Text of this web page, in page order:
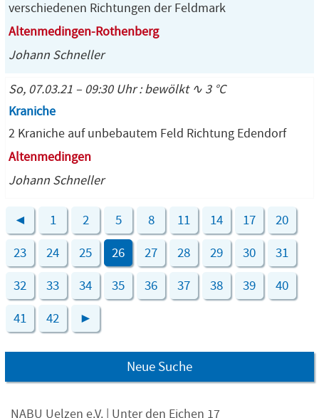
verschiedenen Richtungen der Feldmark
Altenmedingen-Rothenberg
Johann Schneller
So, 07.03.21 – 09:30 Uhr : bewölkt ∿ 3 °C
Kraniche
2 Kraniche auf unbebautem Feld Richtung Edendorf
Altenmedingen
Johann Schneller
◄ 1 2 5 8 11 14 17 20
23 24 25 26 27 28 29 30 31
32 33 34 35 36 37 38 39 40
41 42 ►
Neue Suche
NABU Uelzen e.V. | Unter den Eichen 17